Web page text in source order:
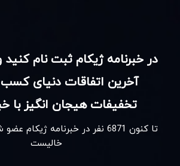
در خبرنامه ژیکام ثبت نام
آخرین اتفاقات دنیای کسب
تخفیفات هیجان انگیز با
تا کنون 6871 نفر در خبرنامه ژیکام
خالیست